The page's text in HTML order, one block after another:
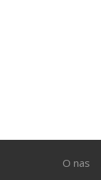
O nas